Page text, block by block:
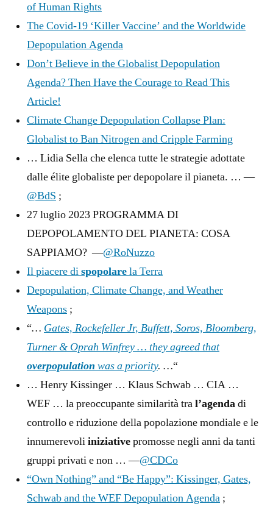
of Human Rights
The Covid-19 ‘Killer Vaccine’ and the Worldwide
Depopulation Agenda
Don’t Believe in the Globalist Depopulation
Agenda? Then Have the Courage to Read This
Article!
Climate Change Depopulation Collapse Plan:
Globalist to Ban Nitrogen and Cripple Farming
… Lidia Sella che elenca tutte le strategie adottate
dalle élite globaliste per depopolare il pianeta. … —
@BdS ;
27 luglio 2023 PROGRAMMA DI
DEPOPOLAMENTO DEL PIANETA: COSA
SAPPIAMO? —@RoNuzzo
Il piacere dispopolarela Terra
Depopulation, Climate Change, and Weather
Weapons ;
“… Gates, Rockefeller Jr, Buffett, Soros, Bloomberg,
Turner & Oprah Winfrey … they agreed that
overpopulation was a priority. …“
… Henry Kissinger … Klaus Schwab … CIA …
WEF … la preoccupante similarità tral’agendadi
controllo e riduzione della popolazione mondiale e le
innumerevoliiniziativepromosse negli anni da tanti
gruppi privati e non … —@CDCo
“Own Nothing” and “Be Happy”: Kissinger, Gates,
Schwab and the WEF Depopulation Agenda ;